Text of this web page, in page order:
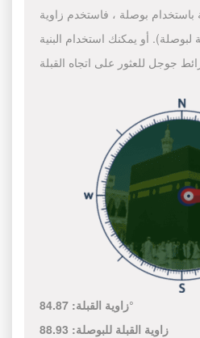
باستخدام بوصلة ، فاستخدم زاوية
لبوصلة). أو يمكنك استخدام البنية
زاوية القبلة:84.87°
زاوية القبلة للبوصلة: 88.93